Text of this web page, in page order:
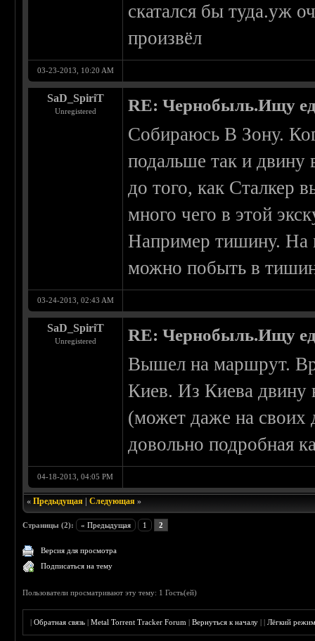
скатался бы туда.уж
произвёл
03-23-2013, 10:20 AM
SaD_SpiriT
Unregistered RE: Чернобыль.Ищу
Собираюсь В Зону.
подальше так и двину
до того, как Сталкер
много чего в этой
Например тишину. На
можно побыть в
03-24-2013, 02:43 AM
SaD_SpiriT
Unregistered RE: Чернобыль.Ищу
Вышел на маршрут.
Киев. Из Киева двину
(может даже на своих
довольно подробная
04-18-2013, 04:05 PM
«Предыдущая |Следующая »
Страницы (2): « Предыдущая 1 2
Версия для просмотра
Подписаться на тему
Пользователи просматривают эту тему: 1 Гость(ей)
|Обратная связь |Metal Torrent Tracker Forum |Вернуться к началу ||Лёгкий